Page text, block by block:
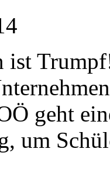
ist
geht
um